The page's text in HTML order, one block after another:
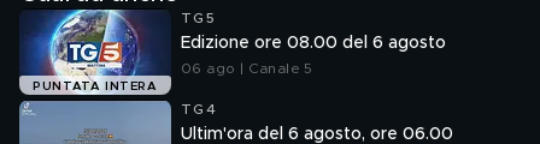
PUNTATA INTERA
TG5
Edizione ore 08.00 del 6 agosto
06 ago | Canale 5
TG4
Ultim'ora del 6 agosto, ore 06.00